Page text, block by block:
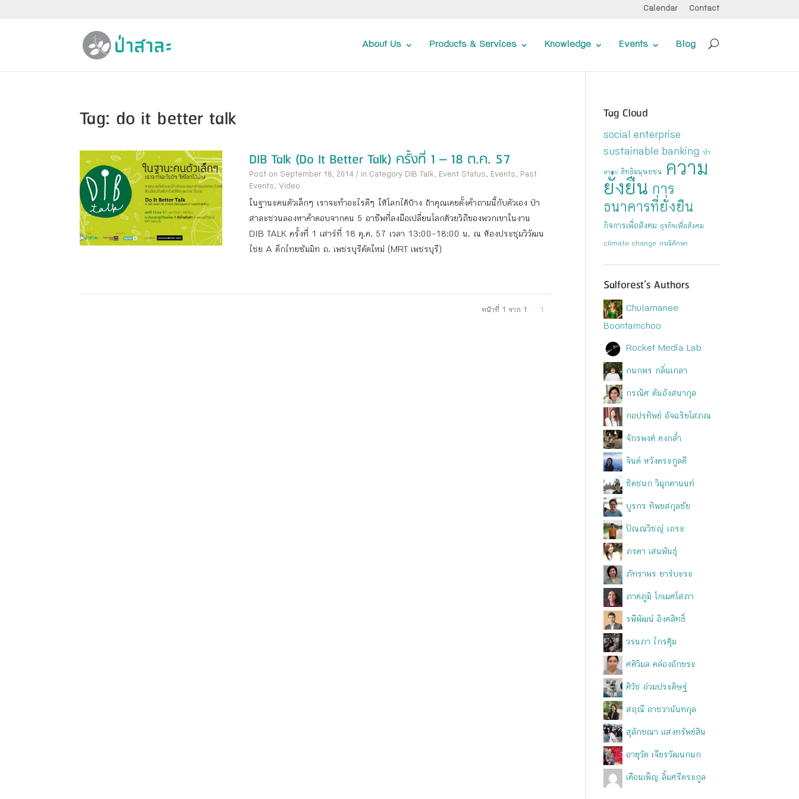
Calendar Contact
About Us Products & Services Knowledge Events Blog
Tag: do it better talk
DIB Talk (Do It Better Talk) ครั้งที่ 1 – 18 ต.ค. 57
Post on September 18, 2014 / in Category DIB Talk, Event Status, Events, Past
Events, Video
ในฐานะคนตัวเล็กๆ เราจะทําอะไรดีๆ ให้โลกได้บ้าง ถ้าคุณเคยตั้งคําถามนี้กับตัวเอง ป่า
สาละชวนลองหาคําตอบจากคน 5 อาชีพที่ลงมือเปลี่ยนโลกด้วยวิถีของพวกเขาในงาน
DIB TALK ครั้งที่ 1 เสาร์ที่ 18 ตุ.ค. 57 เวลา 13:00-18:00 น. ณ ห้องประชุมวิวัฒน
ไชย A ตึกไทยซัมมิท ถ. เพชรบุรีตัดใหม่ (MRT เพชรบุรี)
หน้าที่ 1 จาก 1 1
Tag Cloud
social enterprise
sustainable banking ป่า
สาละ สิทธิมนุษยชน
ความ
ยั่งยืน การ
ธนาคารที่ยั่งยืน
กิจการเพื่อสังคม ธุรกิจเพื่อสังคม
climate change กรณีศึกษา
Salforest’s Authors
Chulamanee
Boontamchoo
Rocket Media Lab
กนกพร กลิ่นเกลา
กรณิศ ตันอังสนากุล
กอปรทิพย์ อัจฉริยโสภณ
จักรพงศ์ คงกล่ำ
จินต์ หวังตระกูลดี
ชิดชนก วิมุกตานนท์
บูรกร ทิพยสกุลชัย
ปัณณวิชญ์ เถระ
ภรตา เสนพันธุ์
ภัทราพร ยาร์บะระ
ภาคภูมิ โกเมศโสภา
รพีพัฒน์ อิงคสิทธิ์
วรนภา ไกรคุ้ม
ศศิวิมล คล่องอักขระ
ศิวัช อ่วมประดิษฐ์
สฤณี อาชวานันทกุล
สุลักขณา แสงทรัพย์สิน
อายุวัต เจียรวัฒนกนก
เดือนเพ็ญ ลิ้มศรีตระกูล